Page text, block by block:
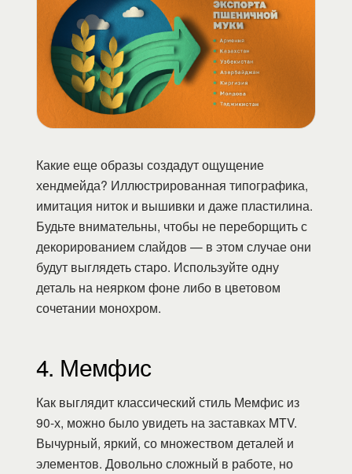
Какие еще образы создадут ощущение
хендмейда? Иллюстрированная типографика,
имитация ниток и вышивки и даже пластилина.
Будьте внимательны, чтобы не переборщить с
декорированием слайдов — в этом случае они
будут выглядеть старо. Используйте одну
деталь на неярком фоне либо в цветовом
сочетании монохром.
4. Мемфис
Как выглядит классический стиль Мемфис из
90-х, можно было увидеть на заставках MTV.
Вычурный, яркий, со множеством деталей и
элементов. Довольно сложный в работе, но